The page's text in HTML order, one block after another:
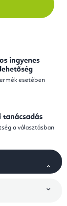
ingyenes
esetében
tanácsadás
a választásban